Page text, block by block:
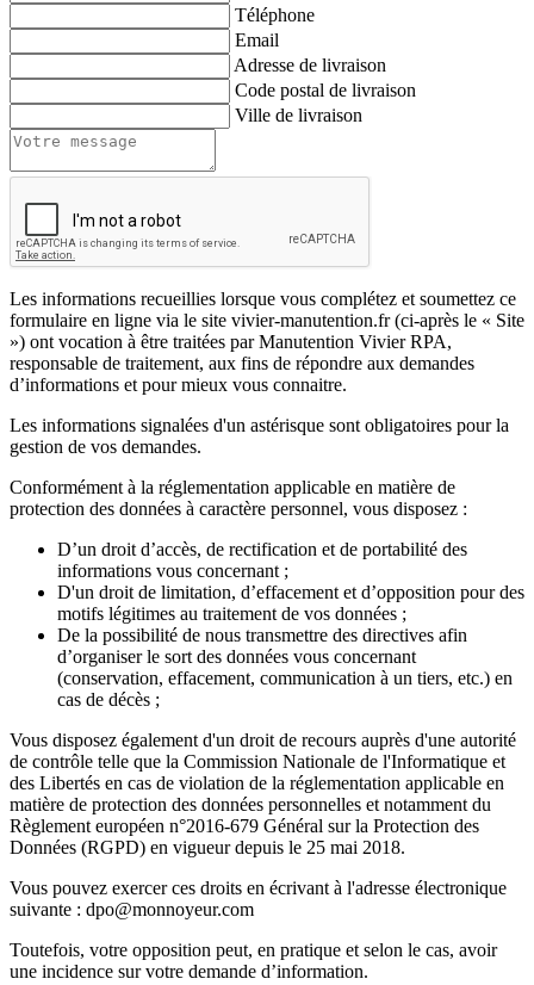
Téléphone
Email
Adresse de livraison
Code postal de livraison
Ville de livraison
Les informations recueillies lorsque vous complétez et soumettez ce
formulaire en ligne via le site vivier-manutention.fr (ci-après le « Site
») ont vocation à être traitées par Manutention Vivier RPA,
responsable de traitement, aux fins de répondre aux demandes
d’informations et pour mieux vous connaitre.
Les informations signalées d'un astérisque sont obligatoires pour la
gestion de vos demandes.
Conformément à la réglementation applicable en matière de
protection des données à caractère personnel, vous disposez :
D’un droit d’accès, de rectification et de portabilité des
informations vous concernant ;
D'un droit de limitation, d’effacement et d’opposition pour des
motifs légitimes au traitement de vos données ;
De la possibilité de nous transmettre des directives afin
d’organiser le sort des données vous concernant
(conservation, effacement, communication à un tiers, etc.) en
cas de décès ;
Vous disposez également d'un droit de recours auprès d'une autorité
de contrôle telle que la Commission Nationale de l'Informatique et
des Libertés en cas de violation de la réglementation applicable en
matière de protection des données personnelles et notamment du
Règlement européen n°2016-679 Général sur la Protection des
Données (RGPD) en vigueur depuis le 25 mai 2018.
Vous pouvez exercer ces droits en écrivant à l'adresse électronique
suivante : dpo@monnoyeur.com
Toutefois, votre opposition peut, en pratique et selon le cas, avoir
une incidence sur votre demande d’information.